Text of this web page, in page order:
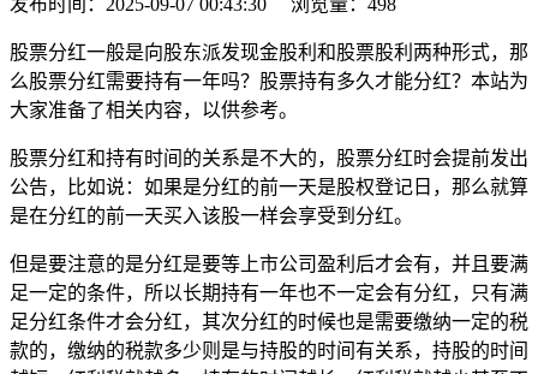
股票分红一般是向股东派发现金股利和股票股利两种形式，那
么股票分红需要持有一年吗？股票持有多久才能分红？本站为
大家准备了相关内容，以供参考。
股票分红和持有时间的关系是不大的，股票分红时会提前发出
公告，比如说：如果是分红的前一天是股权登记日，那么就算
是在分红的前一天买入该股一样会享受到分红。
但是要注意的是分红是要等上市公司盈利后才会有，并且要满
足一定的条件，所以长期持有一年也不一定会有分红，只有满
足分红条件才会分红，其次分红的时候也是需要缴纳一定的税
款的，缴纳的税款多少则是与持股的时间有关系，持股的时间